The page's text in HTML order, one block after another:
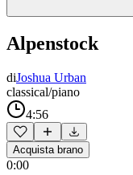
Alpenstock
diJoshua Urban
classical/piano
4:56
Acquista brano
0:00